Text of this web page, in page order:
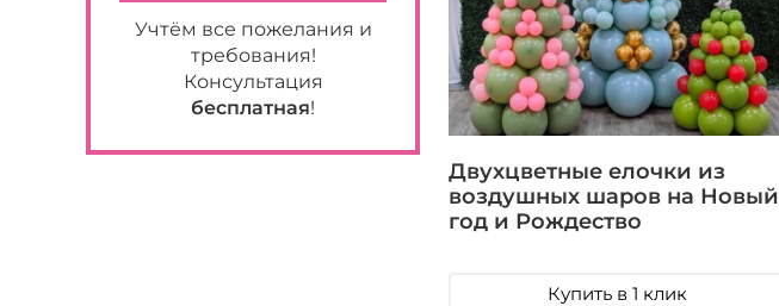
Учтём все пожелания и
требования!
Консультация
бесплатная!
Двухцветные елочки из
воздушных шаров на Новый
год и Рождество
Купить в 1 клик